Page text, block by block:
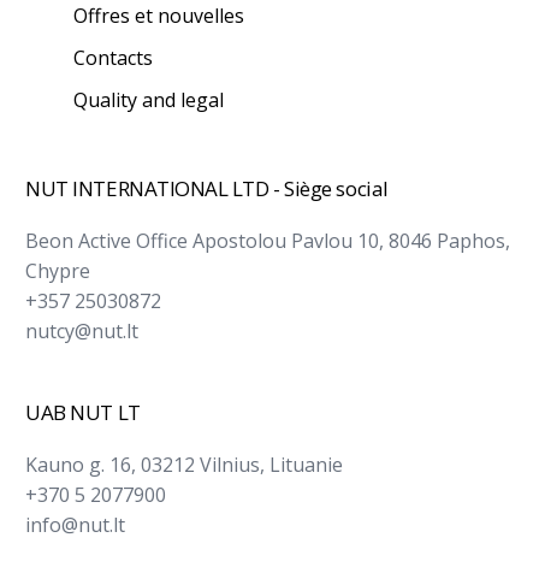
Offres et nouvelles
Contacts
Quality and legal
NUT INTERNATIONAL LTD - Siège social
Beon Active Office Apostolou Pavlou 10, 8046 Paphos,
Chypre
+357 25030872
nutcy@nut.lt
UAB NUT LT
Kauno g. 16, 03212 Vilnius, Lituanie
+370 5 2077900
info@nut.lt